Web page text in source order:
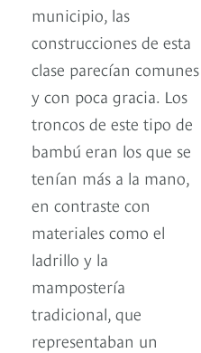
municipio, las
construcciones de esta
clase parecían comunes
y con poca gracia. Los
troncos de este tipo de
bambú eran los que se
tenían más a la mano,
en contraste con
materiales como el
ladrillo y la
mampostería
tradicional, que
representaban un